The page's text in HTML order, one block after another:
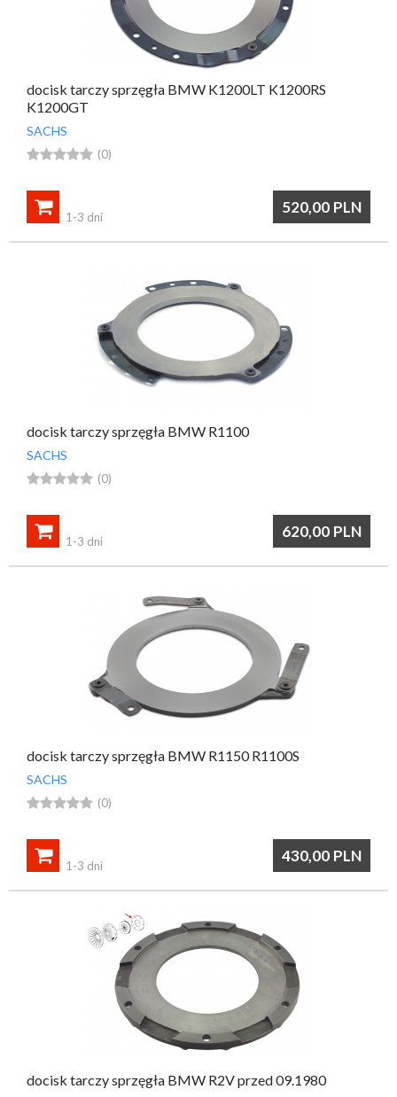
docisk tarczy sprzęgła BMW K1200LT K1200RS
K1200GT
SACHS
 (0)
520,00 PLN

1-3 dni
docisk tarczy sprzęgła BMW R1100
SACHS
 (0)
620,00 PLN

1-3 dni
docisk tarczy sprzęgła BMW R1150 R1100S
SACHS
 (0)
430,00 PLN

1-3 dni
docisk tarczy sprzęgła BMW R2V przed 09.1980